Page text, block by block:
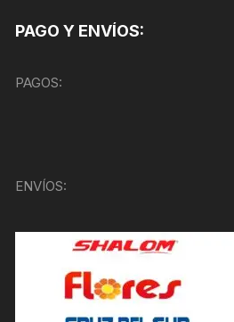
PAGO Y ENVÍOS:
PAGOS:
ENVÍOS: